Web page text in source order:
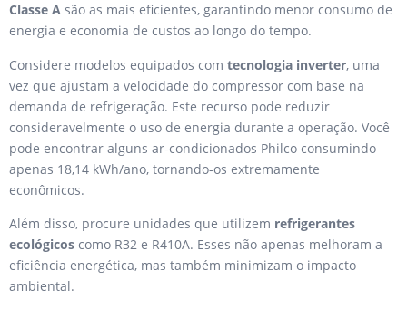
Classe A são as mais eficientes, garantindo menor consumo de
energia e economia de custos ao longo do tempo.
Considere modelos equipados com tecnologia inverter, uma
vez que ajustam a velocidade do compressor com base na
demanda de refrigeração. Este recurso pode reduzir
consideravelmente o uso de energia durante a operação. Você
pode encontrar alguns ar-condicionados Philco consumindo
apenas 18,14 kWh/ano, tornando-os extremamente
econômicos.
Além disso, procure unidades que utilizem refrigerantes
ecológicos como R32 e R410A. Esses não apenas melhoram a
eficiência energética, mas também minimizam o impacto
ambiental.